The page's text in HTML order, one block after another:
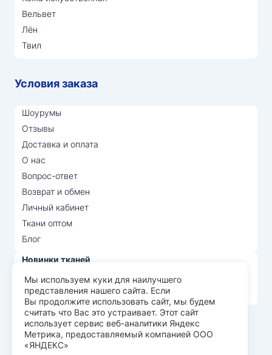
Вельвет
Лён
Твил
Условия заказа
Шоурумы
Отзывы
Доставка и оплата
О нас
Вопрос-ответ
Возврат и обмен
Личный кабинет
Ткани оптом
Блог
Новинки тканей
Распродажа тканей
Лидеры продаж
© Арт Текс — продажа тканей оптом, 2026
Пользовательское соглашение
Мы используем куки для наилучшего
представления нашего сайта. Если
Вы продолжите использовать сайт, мы будем
считать что Вас это устраивает. Этот сайт
использует сервис веб-аналитики Яндекс
Метрика, предоставляемый компанией ООО
«ЯНДЕКС»